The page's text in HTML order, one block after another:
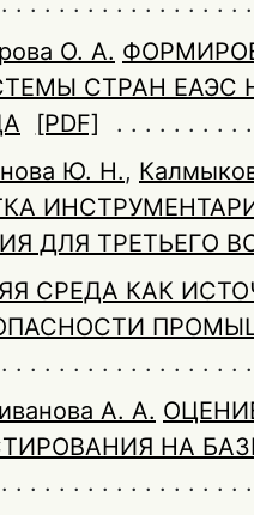
О. А.
СТРАН ЕАЭС
[PDF]
Ю. Н.,
ДЛЯ ТРЕТЬЕГО
СРЕДА КАК
А. А.
НА